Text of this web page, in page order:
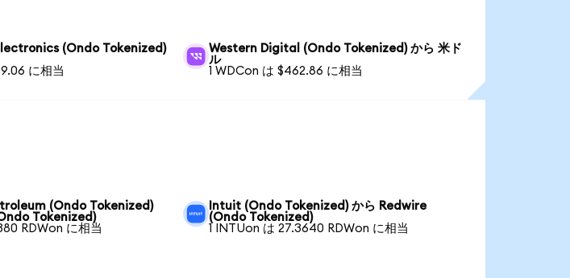
(Ondo Tokenized)
に相当
Western Digital (Ondo Tokenized) から 米ド
ル
1 WDCon は $462.86 に相当
(Ondo Tokenized)
Tokenized)
RDWon に相当
Intuit (Ondo Tokenized) から Redwire
(Ondo Tokenized)
1 INTUon は 27.3640 RDWon に相当